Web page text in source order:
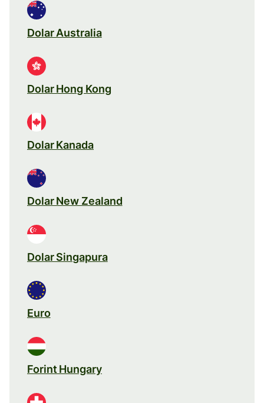
Dolar Australia
Dolar Hong Kong
Dolar Kanada
Dolar New Zealand
Dolar Singapura
Euro
Forint Hungary